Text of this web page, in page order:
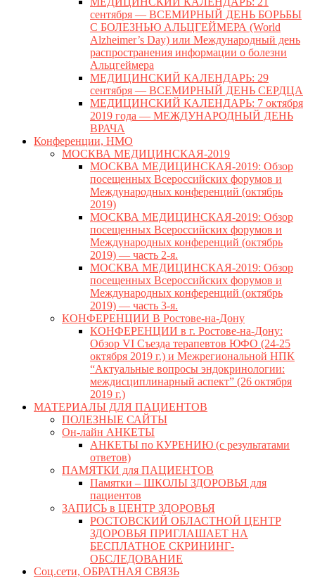
сентября — ВСЕМИРНЫЙ ДЕНЬ БОРЬБЫ
С БОЛЕЗНЬЮ АЛЬЦГЕЙМЕРА (World
Alzheimer’s Day) или Международный день
распространения информации о болезни
Альцгеймера
МЕДИЦИНСКИЙ КАЛЕНДАРЬ: 29
сентября — ВСЕМИРНЫЙ ДЕНЬ СЕРДЦА
МЕДИЦИНСКИЙ КАЛЕНДАРЬ: 7 октября
2019 года — МЕЖДУНАРОДНЫЙ ДЕНЬ
ВРАЧА
Конференции, НМО
МОСКВА МЕДИЦИНСКАЯ-2019
МОСКВА МЕДИЦИНСКАЯ-2019: Обзор
посещенных Всероссийских форумов и
Международных конференций (октябрь
2019)
МОСКВА МЕДИЦИНСКАЯ-2019: Обзор
посещенных Всероссийских форумов и
Международных конференций (октябрь
2019) — часть 2-я.
МОСКВА МЕДИЦИНСКАЯ-2019: Обзор
посещенных Всероссийских форумов и
Международных конференций (октябрь
2019) — часть 3-я.
КОНФЕРЕНЦИИ В Ростове-на-Дону
КОНФЕРЕНЦИИ в г. Ростове-на-Дону:
Обзор VI Съезда терапевтов ЮФО (24-25
октября 2019 г.) и Межрегиональной НПК
“Актуальные вопросы эндокринологии:
междисциплинарный аспект” (26 октября
2019 г.)
МАТЕРИАЛЫ ДЛЯ ПАЦИЕНТОВ
ПОЛЕЗНЫЕ САЙТЫ
Он-лайн АНКЕТЫ
АНКЕТЫ по КУРЕНИЮ (с результатами
ответов)
ПАМЯТКИ для ПАЦИЕНТОВ
Памятки – ШКОЛЫ ЗДОРОВЬЯ для
пациентов
ЗАПИСЬ в ЦЕНТР ЗДОРОВЬЯ
РОСТОВСКИЙ ОБЛАСТНОЙ ЦЕНТР
ЗДОРОВЬЯ ПРИГЛАШАЕТ НА
БЕСПЛАТНОЕ СКРИНИНГ-
ОБСЛЕДОВАНИЕ
Соц.сети, ОБРАТНАЯ СВЯЗЬ